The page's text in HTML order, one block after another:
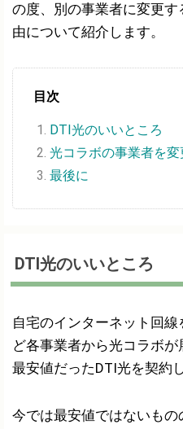
の度、別の事業者に変更
由について紹介します。
目次
DTI光のいいところ
光コラボの事業者を
最後に
DTI光のいいところ
自宅のインターネット回
ど各事業者から光コラボ
最安値だったDTI光を契約
今では最安値ではないも